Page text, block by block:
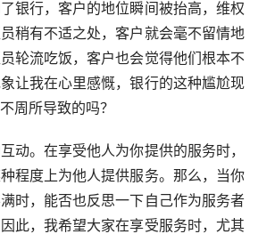
银行，客户的地位瞬间被抬高，维权
稍有不适之处，客户就会毫不留情地
轮流吃饭，客户也会觉得他们根本不
让我在心里感慨，银行的这种尴尬现
周所导致的吗？
动。在享受他人为你提供的服务时，
程度上为他人提供服务。那么，当你
时，能否也反思一下自己作为服务者
此，我希望大家在享受服务时，尤其